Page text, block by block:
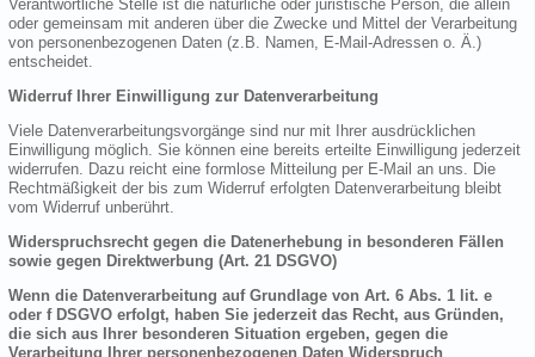
Verantwortliche Stelle ist die natürliche oder juristische Person, die allein
oder gemeinsam mit anderen über die Zwecke und Mittel der Verarbeitung
von personenbezogenen Daten (z.B. Namen, E-Mail-Adressen o. Ä.)
entscheidet.
Widerruf Ihrer Einwilligung zur Datenverarbeitung
Viele Datenverarbeitungsvorgänge sind nur mit Ihrer ausdrücklichen
Einwilligung möglich. Sie können eine bereits erteilte Einwilligung jederzeit
widerrufen. Dazu reicht eine formlose Mitteilung per E-Mail an uns. Die
Rechtmäßigkeit der bis zum Widerruf erfolgten Datenverarbeitung bleibt
vom Widerruf unberührt.
Widerspruchsrecht gegen die Datenerhebung in besonderen Fällen
sowie gegen Direktwerbung (Art. 21 DSGVO)
Wenn die Datenverarbeitung auf Grundlage von Art. 6 Abs. 1 lit. e
oder f DSGVO erfolgt, haben Sie jederzeit das Recht, aus Gründen,
die sich aus Ihrer besonderen Situation ergeben, gegen die
Verarbeitung Ihrer personenbezogenen Daten Widerspruch